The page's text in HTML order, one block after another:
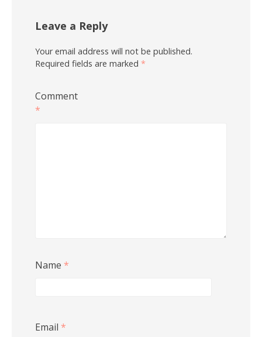
Leave a Reply
Your email address will not be published.
Required fields are marked *
Comment
*
Name *
Email *